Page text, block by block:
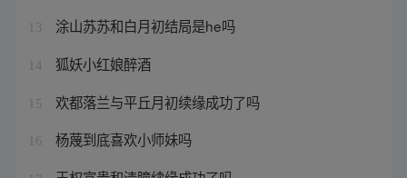
13 涂山苏苏和白月初结局是he吗
14 狐妖小红娘醉酒
15 欢都落兰与平丘月初续缘成功了吗
16 杨蔑到底喜欢小师妹吗